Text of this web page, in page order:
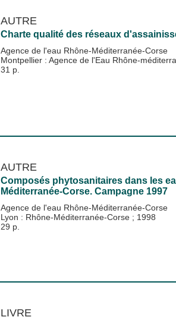
AUTRE
Charte qualité des réseaux
Agence de l'eau Rhône-Méditerranée-Corse
Montpellier : Agence de l'Eau Rhône-
31 p.
AUTRE
Composés phytosanitaires dans les
Méditerranée-Corse. Campagne 1997
Agence de l'eau Rhône-Méditerranée-Corse
Lyon : Rhône-Méditerranée-Corse ; 1998
29 p.
LIVRE